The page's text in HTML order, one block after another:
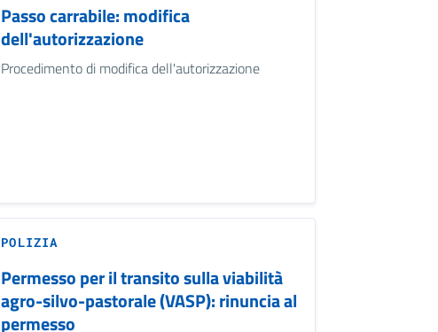
Passo carrabile: modifica
dell'autorizzazione
Procedimento di modifica dell'autorizzazione
POLIZIA
Permesso per il transito sulla viabilità
agro-silvo-pastorale (VASP): rinuncia al
permesso